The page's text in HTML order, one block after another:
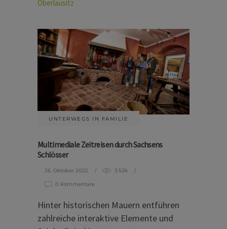
Oberlausitz
UNTERWEGS IN FAMILIE
Multimediale Zeitreisen durch Sachsens
Schlösser
26. Oktober 2022 3.52k
0 Kommentare
Hinter historischen Mauern entführen
zahlreiche interaktive Elemente und